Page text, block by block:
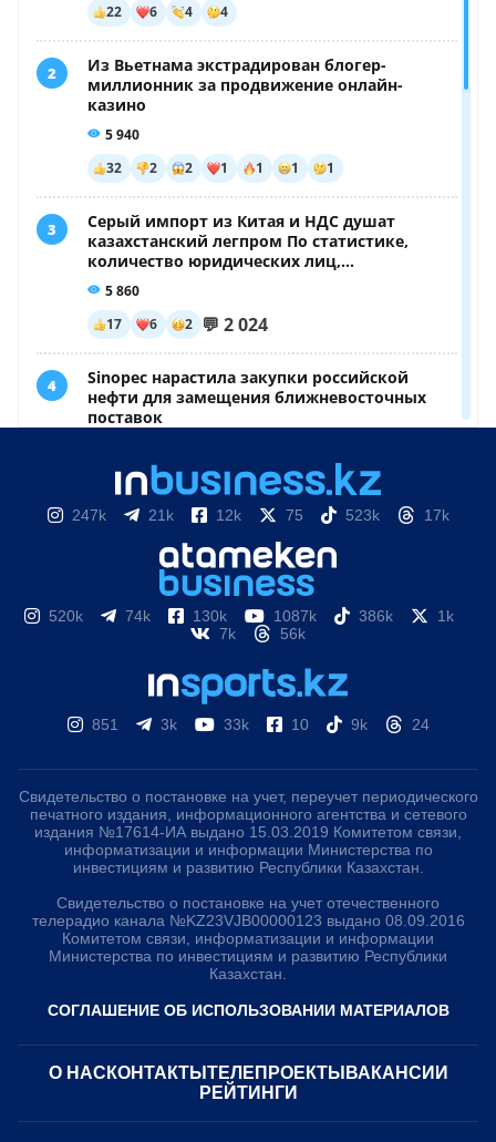
247k 21k 12k 75 523k 17k
520k 74k 130k 1087k 386k
1k
7k
56k
851 3k 33k 10 9k 24
Свидетельство о постановке на учет, переучет периодического
печатного издания, информационного агентства и сетевого
издания №17614-ИА выдано 15.03.2019 Комитетом связи,
информатизации и информации Министерства по
инвестициям и развитию Республики Казахстан.
Свидетельство о постановке на учет отечественного
телерадио канала №KZ23VJB00000123 выдано 08.09.2016
Комитетом связи, информатизации и информации
Министерства по инвестициям и развитию Республики
Казахстан.
СОГЛАШЕНИЕ ОБ ИСПОЛЬЗОВАНИИ МАТЕРИАЛОВ
О НАС КОНТАКТЫ ТЕЛЕПРОЕКТЫ ВАКАНСИИ
РЕЙТИНГИ